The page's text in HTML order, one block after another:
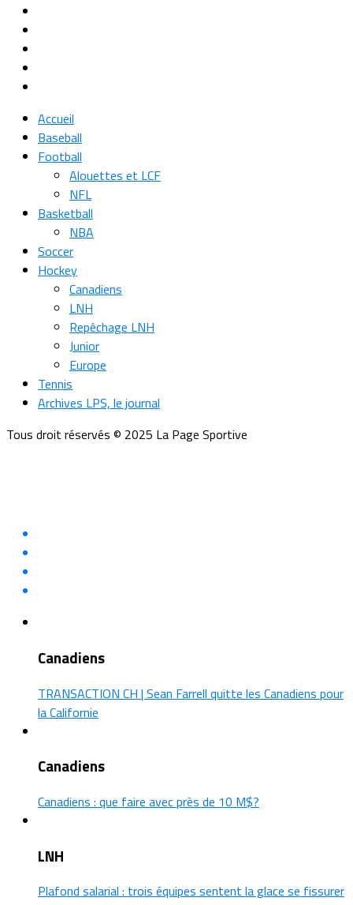
Accueil
Baseball
Football
Alouettes et LCF
NFL
Basketball
NBA
Soccer
Hockey
Canadiens
LNH
Repêchage LNH
Junior
Europe
Tennis
Archives LPS, le journal
Tous droit réservés © 2025 La Page Sportive
Canadiens
TRANSACTION CH | Sean Farrell quitte les Canadiens pour
la Californie
Canadiens
Canadiens : que faire avec près de 10 M$?
LNH
Plafond salarial : trois équipes sentent la glace se fissurer